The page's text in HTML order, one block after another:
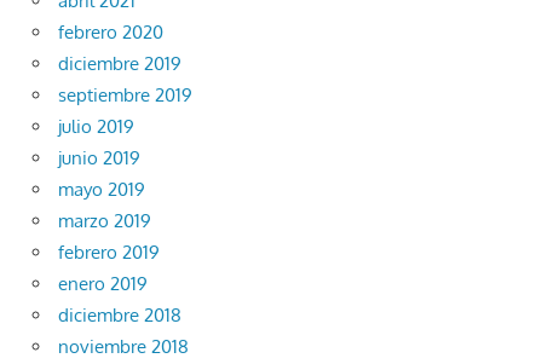
febrero 2020
diciembre 2019
septiembre 2019
julio 2019
junio 2019
mayo 2019
marzo 2019
febrero 2019
enero 2019
diciembre 2018
noviembre 2018